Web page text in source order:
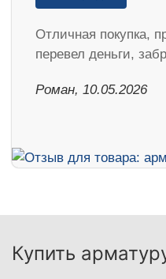
Отличная покупка,
перевел деньги,
Роман, 10.05.2026
Купить